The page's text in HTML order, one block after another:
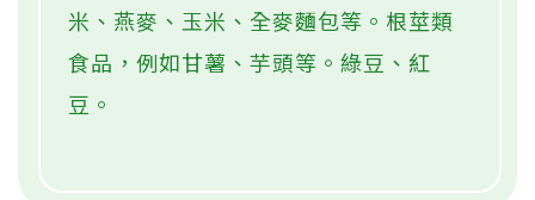
米、燕麥、玉米、全麥麵包等。根莖類
食品，例如甘薯、芋頭等。綠豆、紅
豆。